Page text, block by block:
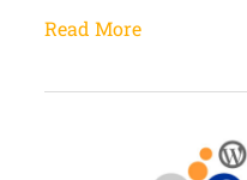
Read More